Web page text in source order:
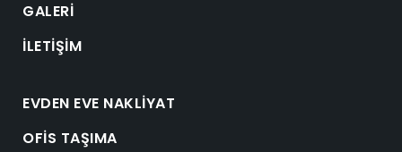
GALERI
İLETIŞIM
EVDEN EVE NAKLIYAT
OFIS TAŞIMA